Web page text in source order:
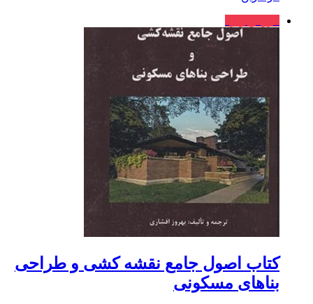
کتاب اصول جامع نقشه کشی و طراحی
بناهای مسکونی